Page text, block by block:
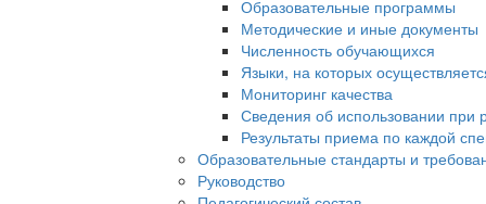
Образовательные программы
Методические и иные документы
Численность обучающихся
Языки, на которых
Мониторинг качества
Сведения об использовании при
Результаты приема по каждой
Образовательные стандарты и
Руководство